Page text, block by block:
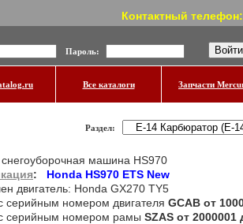
Контактный
Пароль:
Все каталоги Запчасти
Раздел:
снегоуборочная машина HS970
:
Honda HS970 ETS New
двигатель: Honda GX270 TY5
серийным номером двигателя GCAB от
серийным номером рамы SZAS от 2000001